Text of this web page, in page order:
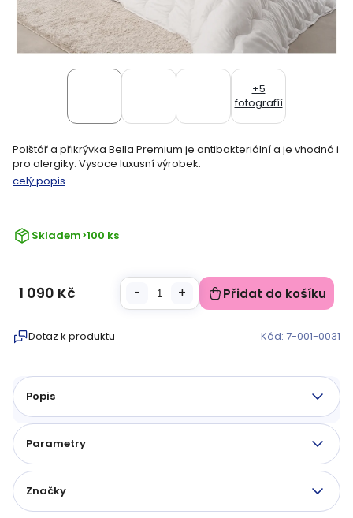
+5
fotografíí
Skladem>100 ks
Polštář a přikrývka Bella Premium je antibakteriální a je vhodná i
pro alergiky. Vysoce luxusní výrobek.
celý popis
Dotaz k produktu Kód: 7-001-0031
1 090 Kč Přidat do košíku
Popis
Parametry
Značky